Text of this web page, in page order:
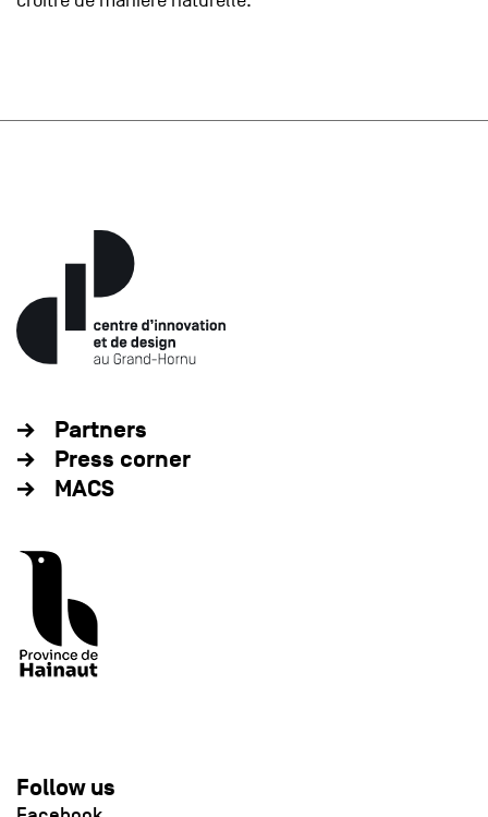
Partners
Press corner
MACS
Follow us